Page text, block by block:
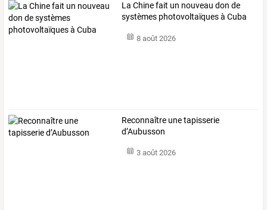
La Chine fait un nouveau don de
systèmes photovoltaïques à Cuba
8 août 2026
Reconnaître une tapisserie
d’Aubusson
3 août 2026